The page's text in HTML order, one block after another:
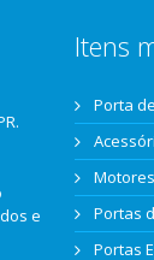
e
Itens
Porta
Portas
Portas